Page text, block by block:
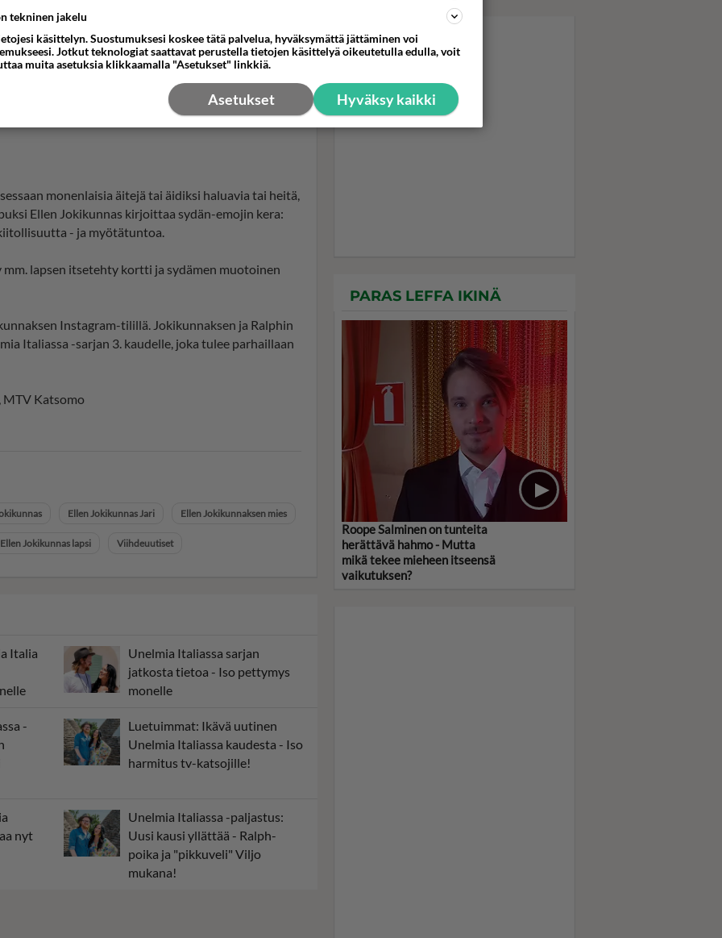
monenlaisia äitejä tai äidiksi haluavia tai heitä,
Ellen Jokikunnas kirjoittaa sydän-emojin kera:
- ja myötätuntoa.
lapsen itsetehty kortti ja sydämen muotoinen
Instagram-tilillä. Jokikunnaksen ja Ralphin
Italiassa -sarjan 3. kaudelle, joka tulee parhaillaan
MTV Katsomo
Ellen Jokikunnas Jari Ellen Jokikunnaksen mies
Ellen Jokikunnas lapsi Viihdeuutiset
Italia
Unelmia Italiassa sarjan
jatkosta tietoa - Iso pettymys
monelle
-
Luetuimmat: Ikävä uutinen
Unelmia Italiassa kaudesta - Iso
harmitus tv-katsojille!
nyt
Unelmia Italiassa -paljastus:
Uusi kausi yllättää - Ralph-
poika ja "pikkuveli" Viljo
mukana!
PARAS LEFFA IKINÄ
Roope Salminen on tunteita
herättävä hahmo - Mutta
mikä tekee mieheen itseensä
vaikutuksen?
tekninen jakelu
käsittelyn. Suostumuksesi koskee tätä palvelua, hyväksymättä jättäminen voi
Jotkut teknologiat saattavat perustella tietojen käsittelyä oikeutetulla edulla, voit
muita asetuksia klikkaamalla "Asetukset" linkkiä.
Hyväksy kaikki
Asetukset